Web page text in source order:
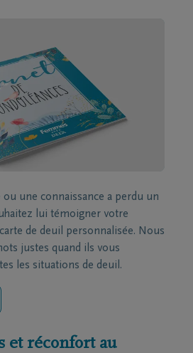
une connaissance a perdu un
lui témoigner votre
de deuil personnalisée. Nous
justes quand ils vous
les situations de deuil.
et réconfort au